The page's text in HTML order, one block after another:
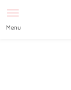
page accessibilité
Menu